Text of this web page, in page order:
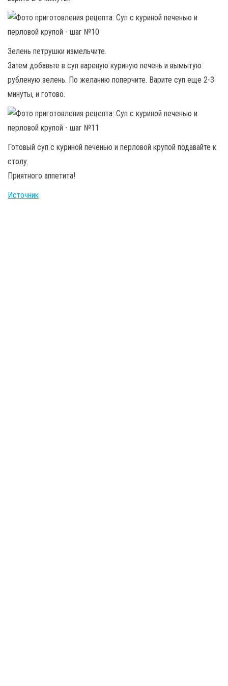
Зелень петрушки измельчите.
Затем добавьте в суп вареную куриную печень и вымытую
рубленую зелень. По желанию поперчите. Варите суп еще 2-3
минуты, и готово.
Готовый суп с куриной печенью и перловой крупой подавайте к
столу.
Приятного аппетита!
Источник